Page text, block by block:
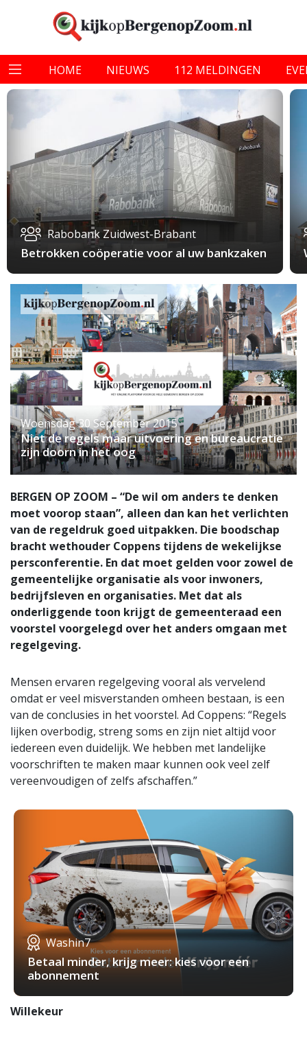
HOME NIEUWS 112 MELDINGEN
Rabobank Zuidwest-Brabant
Betrokken coöperatie voor al uw bankzaken
Woensdag 30 September 2015
Niet de regels maar uitvoering en bureaucratie
zijn doorn in het oog
BERGEN OP ZOOM – “De wil om anders te denken
moet voorop staan”, alleen dan kan het verlichten
van de regeldruk goed uitpakken. Die boodschap
bracht wethouder Coppens tijdens de wekelijkse
persconferentie. En dat moet gelden voor zowel de
gemeentelijke organisatie als voor inwoners,
bedrijfsleven en organisaties. Met dat als
onderliggende toon krijgt de gemeenteraad een
voorstel voorgelegd over het anders omgaan met
regelgeving.
Mensen ervaren regelgeving vooral als vervelend
omdat er veel misverstanden omheen bestaan, is een
van de conclusies in het voorstel. Ad Coppens: “Regels
lijken overbodig, streng soms en zijn niet altijd voor
iedereen even duidelijk. We hebben met landelijke
voorschriften te maken maar kunnen ook veel zelf
vereenvoudigen of zelfs afschaffen.”
Washin7
Betaal minder, krijg meer: kies voor een
abonnement
Willekeur